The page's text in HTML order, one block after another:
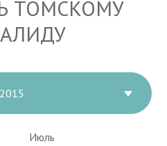
ТОМСКОМУ
2015
Июль